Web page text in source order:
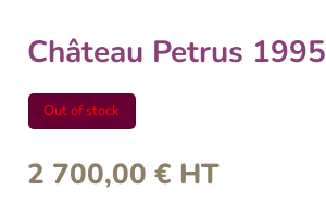
Château Petrus 1995
Out of stock
2 700,00 € HT